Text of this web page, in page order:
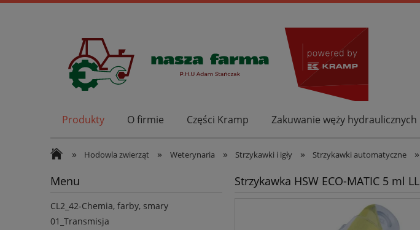
Produkty O firmie Części Kramp Zakuwanie węży hydraulicznych
» Hodowla zwierząt » Weterynaria » Strzykawki i igły » Strzykawki automatyczne »
Menu
CL2_42-Chemia, farby, smary
01_Transmisja
Strzykawka HSW ECO-MATIC 5 ml LL